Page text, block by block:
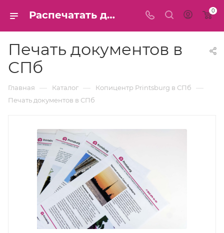
Распечатать документы в СПб: Цветная и черно-белая печать 0
Печать документов в
СПб
Главная — Каталог — Копицентр Printsburg в СПб —
Печать документов в СПб